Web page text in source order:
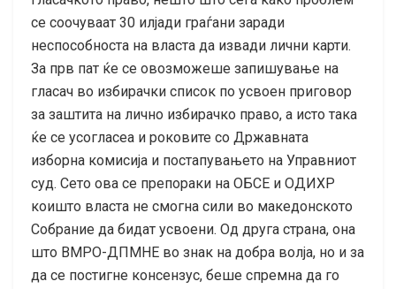
се соочуваат 30 илјади граѓани заради
неспособноста на власта да извади лични карти.
За прв пат ќе се овозможеше запишување на
гласач во избирачки список по усвоен приговор
за заштита на лично избирачко право, а исто така
ќе се усогласеа и роковите со Државната
изборна комисија и постапувањето на Управниот
суд. Сето ова се препораки на ОБСЕ и ОДИХР
коишто власта не смогна сили во македонското
Собрание да бидат усвоени. Од друга страна, она
што ВМРО-ДПМНЕ во знак на добра волја, но и за
да се постигне консензус, беше спремна да го